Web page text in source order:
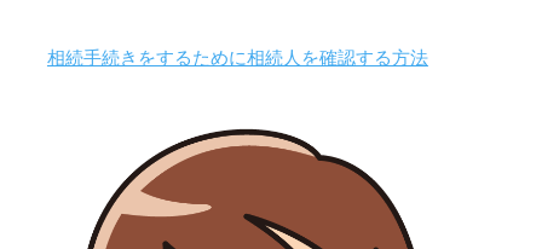
相続手続きをするために相続人を確認する方法